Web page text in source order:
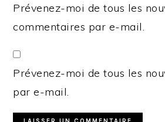
Prévenez-moi de tous les
commentaires par e-mail.
Prévenez-moi de tous les
par e-mail.